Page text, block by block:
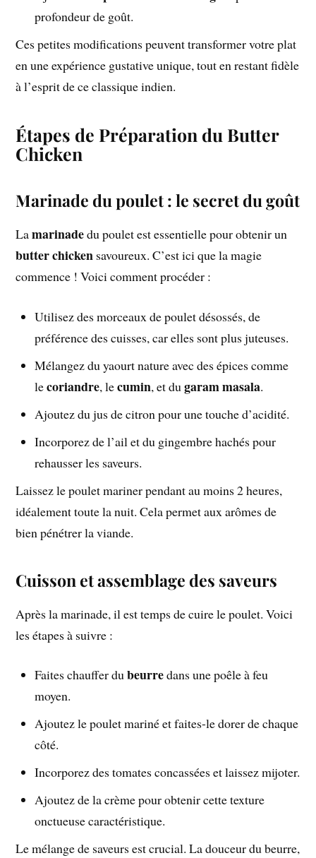
profondeur de goût.
Ces petites modifications peuvent transformer votre plat
en une expérience gustative unique, tout en restant fidèle
à l’esprit de ce classique indien.
Étapes de Préparation du Butter
Chicken
Marinade du poulet : le secret du goût
Lamarinadedu poulet est essentielle pour obtenir un
butter chicken savoureux. C’est ici que la magie
commence ! Voici comment procéder :
Utilisez des morceaux de poulet désossés, de
préférence des cuisses, car elles sont plus juteuses.
Mélangez du yaourt nature avec des épices comme
lecoriandre, lecumin, et dugaram masala.
Ajoutez du jus de citron pour une touche d’acidité.
Incorporez de l’ail et du gingembre hachés pour
rehausser les saveurs.
Laissez le poulet mariner pendant au moins 2 heures,
idéalement toute la nuit. Cela permet aux arômes de
bien pénétrer la viande.
Cuisson et assemblage des saveurs
Après la marinade, il est temps de cuire le poulet. Voici
les étapes à suivre :
Faites chauffer dubeurredans une poêle à feu
moyen.
Ajoutez le poulet mariné et faites-le dorer de chaque
côté.
Incorporez des tomates concassées et laissez mijoter.
Ajoutez de la crème pour obtenir cette texture
onctueuse caractéristique.
Le mélange de saveurs est crucial. La douceur du beurre,